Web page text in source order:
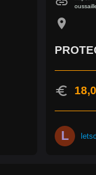
location_on
euro
L